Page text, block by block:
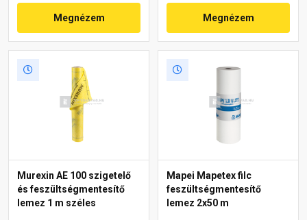
Megnézem Megnézem
Murexin AE 100 szigetelő
és feszültségmentesítő
lemez 1 m széles
Mapei Mapetex filc
feszültségmentesítő
lemez 2x50 m